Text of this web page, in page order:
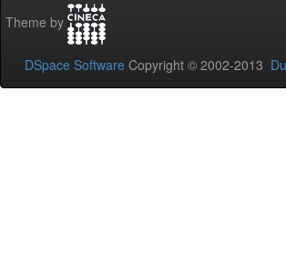
Theme by
DSpace Software Copyright © 2002-2013